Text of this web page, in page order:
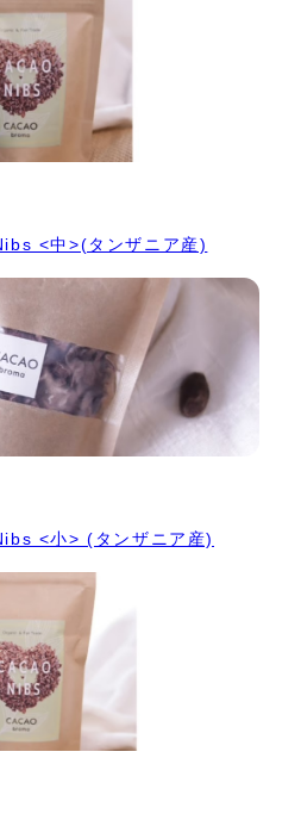
<中>(タンザニア産)
<小> (タンザニア産)